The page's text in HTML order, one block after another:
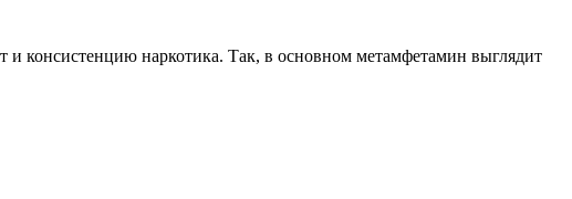
и консистенцию наркотика. Так, в основном метамфетамин выглядит